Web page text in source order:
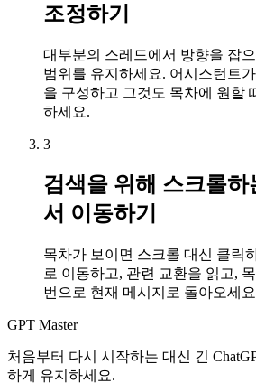
조정하기
대부분의 스레드에서 방향을 잡
범위를 유지하세요. 어시스턴트
을 구성하고 그것도 목차에 원할
하세요.
3
검색을 위해 스크롤하
서 이동하기
목차가 보이면 스크롤 대신 클릭
로 이동하고, 관련 교환을 읽고,
번으로 현재 메시지로 돌아오세
GPT Master
처음부터 다시 시작하는 대신 긴
하게 유지하세요.